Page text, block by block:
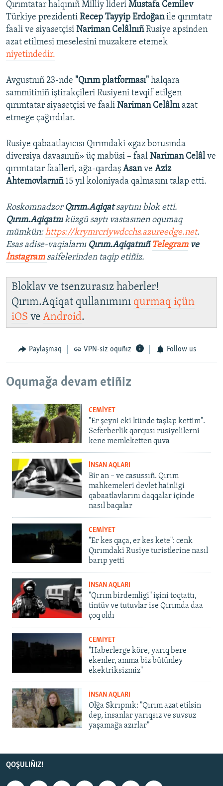
Qırımtatar halqınıñ Milliy lideri Mustafa Cemilev
Türkiye prezidenti Recep Tayyip Erdoğanile qırımtatr
faali ve siyasetçisi Nariman CelâlnıñRusiye apsinden
azat etilmesi meselesini muzakere etemek
niyetindedir.
Avgustnıñ 23-nde "Qırım platforması" halqara
sammitiniñ iştirakçileri Rusiyeni tevqif etilgen
qırımtatar siyasetçisi ve faali Nariman Celâlnıazat
etmege çağırdılar.
Rusiye qabaatlayıcısı Qırımdaki «gaz borusında
diversiya davasınıñ» üç mabüsi – faal Nariman Celâlve
qırımtatar faalleri, ağa-qardaş Asanve Aziz
Ahtemovlarnıñ 15 yıl koloniyada qalmasını talap etti.
Roskomnadzor Qırım.Aqiqatsaytını blok etti.
Qırım.Aqiqatnıküzgü saytı vastasınen oqumaq
mümkün:https://krymrcriywdcchs.azureedge.net.
Esas adise-vaqialarnı Qırım.Aqiqatnıñ Telegramve
İnstagram saifelerinden taqip etiñiz.
Bloklav ve tsenzurasız haberler!
Qırım.Aqiqat qullanımını qurmaq içün
iOS ve Android.
Paylaşmaq VPN-siz oquñız Follow us
Oqumağa devam etiñiz
CEMİYET
"Er şeyni eki künde taşlap kettim".
Seferberlik qorqusı rusiyelilerni
kene memleketten quva
İNSAN AQLARI
Bir an – ve casussıñ. Qırım
mahkemeleri devlet hainligi
qabaatlavlarını daqqalar içinde
nasıl baqalar
CEMİYET
"Er kes qaça, er kes kete": cenk
Qırımdaki Rusiye turistlerine nasıl
barıp yetti
İNSAN AQLARI
"Qırım birdemligi" işini toqtattı,
tintüv ve tutuvlar ise Qırımda daa
çoq oldı
CEMİYET
"Haberlerge köre, yarıq bere
ekenler, amma biz bütünley
ekektriksizmiz"
İNSAN AQLARI
Olğa Skrıpnık: "Qırım azat etilsin
dep, insanlar yarıqsız ve suvsuz
yaşamağa azırlar"
QOŞULIÑIZ!